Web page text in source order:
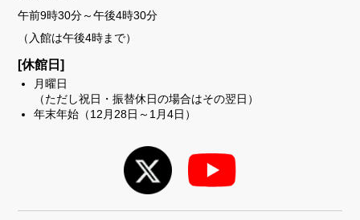
午前9時30分～午後4時30分
（入館は午後4時まで）
[休館日]
月曜日
（ただし祝日・振替休日の場合はその翌日）
年末年始（12月28日～1月4日）